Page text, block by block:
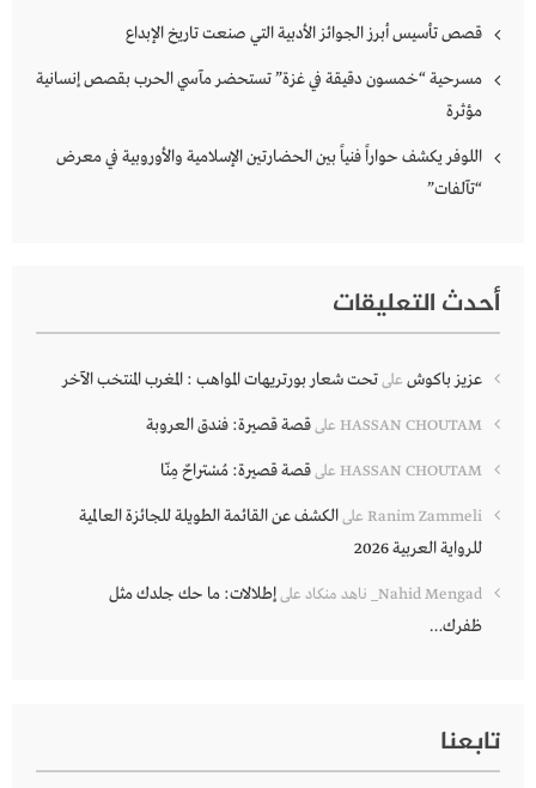
قصص تأسيس أبرز الجوائز الأدبية التي صنعت تاريخ الإبداع
مسرحية “خمسون دقيقة في غزة” تستحضر مآسي الحرب بقصص إنسانية
مؤثرة
اللوفر يكشف حواراً فنياً بين الحضارتين الإسلامية والأوروبية في معرض
“تآلفات”
أحدث التعليقات
عزيز باكوش علىتحت شعار بورتريهات المواهب : المغرب المنتخب الآخر
HASSAN CHOUTAM علىقصة قصيرة: فندق العروبة
HASSAN CHOUTAM علىقصة قصيرة: مُسْتراحٌ مِنّا
Ranim Zammeli علىالكشف عن القائمة الطويلة للجائزة العالمية
للرواية العربية 2026
Nahid Mengad_ ناهد منكاد علىإطلالات: ما حك جلدك مثل
ظفرك…
تابعنا